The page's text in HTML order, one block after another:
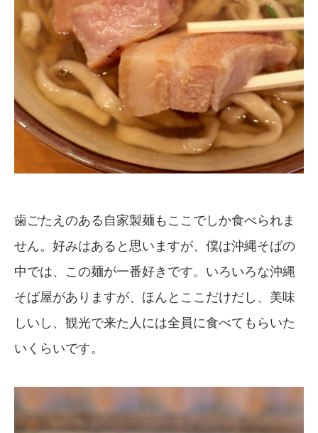
歯ごたえのある自家製麺もここでしか食べられま
せん。好みはあると思いますが、僕は沖縄そばの
中では、この麺が一番好きです。いろいろな沖縄
そば屋がありますが、ほんとここだけだし、美味
しいし、観光で来た人には全員に食べてもらいた
いくらいです。